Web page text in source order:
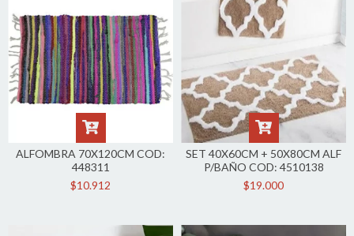
ALFOMBRA 70X120CM COD:
448311
$10.912
SET 40X60CM + 50X80CM ALF
P/BAÑO COD: 4510138
$19.000